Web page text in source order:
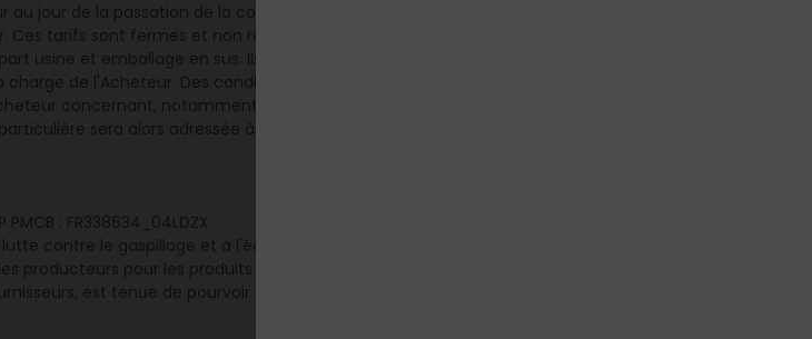
jour de la passation de la commande, et, le cas échéant, dans la
tarifs sont fermes et non révisables pendant leur période de validité,
usine et emballage en sus. Ils ne comprennent pas le transport, ni les
de l'Acheteur. Des conditions tarifaires particulières peuvent être
concernant, notamment, les modalités et délais de livraison, ou les
sera alors adressée à l'Acheteur par le Fournisseur.
: FR338634_04LDZX
contre le gaspillage et à l'économie circulaire et du décret n° 2021-
producteurs pour les produits et les matériaux de construction du
est tenue de pourvoir ou de contribuer à la prévention et à la